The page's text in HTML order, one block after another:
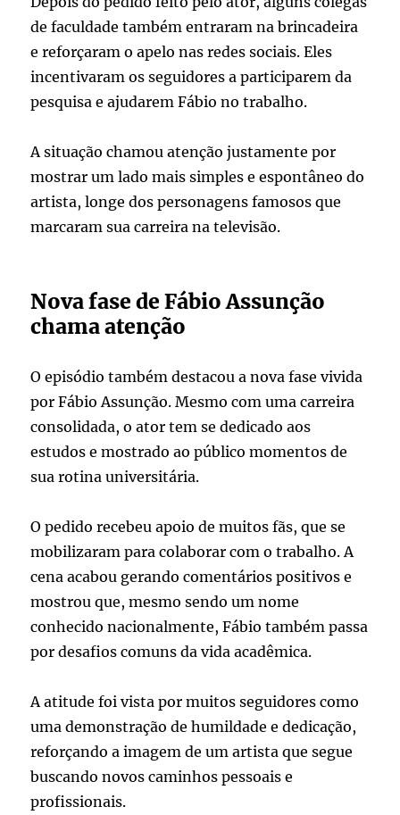
de faculdade também entraram na brincadeira
e reforçaram o apelo nas redes sociais. Eles
incentivaram os seguidores a participarem da
pesquisa e ajudarem Fábio no trabalho.
A situação chamou atenção justamente por
mostrar um lado mais simples e espontâneo do
artista, longe dos personagens famosos que
marcaram sua carreira na televisão.
Nova fase de Fábio Assunção
chama atenção
O episódio também destacou a nova fase vivida
por Fábio Assunção. Mesmo com uma carreira
consolidada, o ator tem se dedicado aos
estudos e mostrado ao público momentos de
sua rotina universitária.
O pedido recebeu apoio de muitos fãs, que se
mobilizaram para colaborar com o trabalho. A
cena acabou gerando comentários positivos e
mostrou que, mesmo sendo um nome
conhecido nacionalmente, Fábio também passa
por desafios comuns da vida acadêmica.
A atitude foi vista por muitos seguidores como
uma demonstração de humildade e dedicação,
reforçando a imagem de um artista que segue
buscando novos caminhos pessoais e
profissionais.